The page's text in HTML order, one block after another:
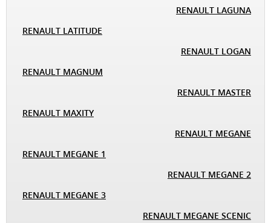
RENAULT LAGUNA
RENAULT LATITUDE
RENAULT LOGAN
RENAULT MAGNUM
RENAULT MASTER
RENAULT MAXITY
RENAULT MEGANE
RENAULT MEGANE 1
RENAULT MEGANE 2
RENAULT MEGANE 3
RENAULT MEGANE SCENIC